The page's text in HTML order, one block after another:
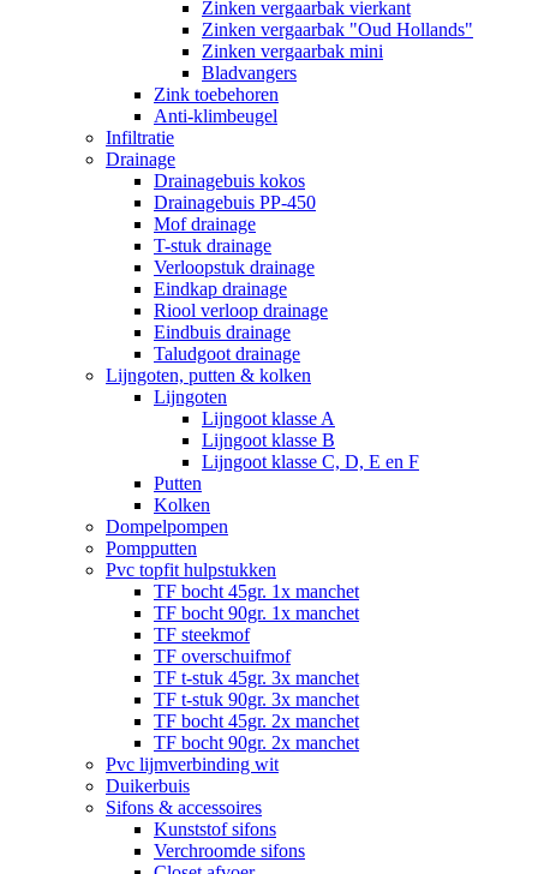
Zinken vergaarbak vierkant
Zinken vergaarbak "Oud Hollands"
Zinken vergaarbak mini
Bladvangers
Zink toebehoren
Anti-klimbeugel
Infiltratie
Drainage
Drainagebuis kokos
Drainagebuis PP-450
Mof drainage
T-stuk drainage
Verloopstuk drainage
Eindkap drainage
Riool verloop drainage
Eindbuis drainage
Taludgoot drainage
Lijngoten, putten & kolken
Lijngoten
Lijngoot klasse A
Lijngoot klasse B
Lijngoot klasse C, D, E en F
Putten
Kolken
Dompelpompen
Pompputten
Pvc topfit hulpstukken
TF bocht 45gr. 1x manchet
TF bocht 90gr. 1x manchet
TF steekmof
TF overschuifmof
TF t-stuk 45gr. 3x manchet
TF t-stuk 90gr. 3x manchet
TF bocht 45gr. 2x manchet
TF bocht 90gr. 2x manchet
Pvc lijmverbinding wit
Duikerbuis
Sifons & accessoires
Kunststof sifons
Verchroomde sifons